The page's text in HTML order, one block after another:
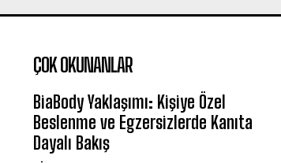
ÇOK OKUNANLAR
BiaBody Yaklaşımı: Kişiye Özel
Beslenme ve Egzersizlerde Kanıta
Dayalı Bakış